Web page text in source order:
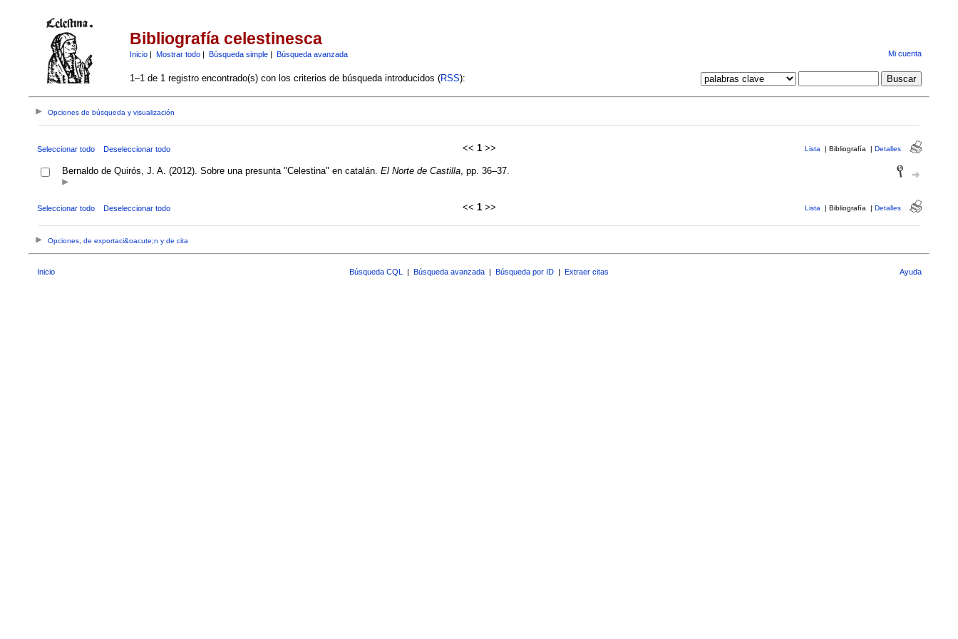
Bibliografía celestinesca
Inicio| Mostrar todo| Búsqueda simple| Búsqueda avanzada Mi cuenta
1–1 de 1 registro encontrado(s) con los criterios de búsqueda introducidos (RSS):
Opciones de búsqueda y visualización
Seleccionar todo Deseleccionar todo << 1>> Lista | Bibliografía | Detalles
Bernaldo de Quirós, J. A. (2012). Sobre una presunta "Celestina" en catalán. El Norte de Castilla, pp. 36–37.
Seleccionar todo Deseleccionar todo << 1>> Lista | Bibliografía | Detalles
Opciones, de exportaci&oacute;n y de cita
Inicio Búsqueda CQL | Búsqueda avanzada | Búsqueda por ID | Extraer citas Ayuda